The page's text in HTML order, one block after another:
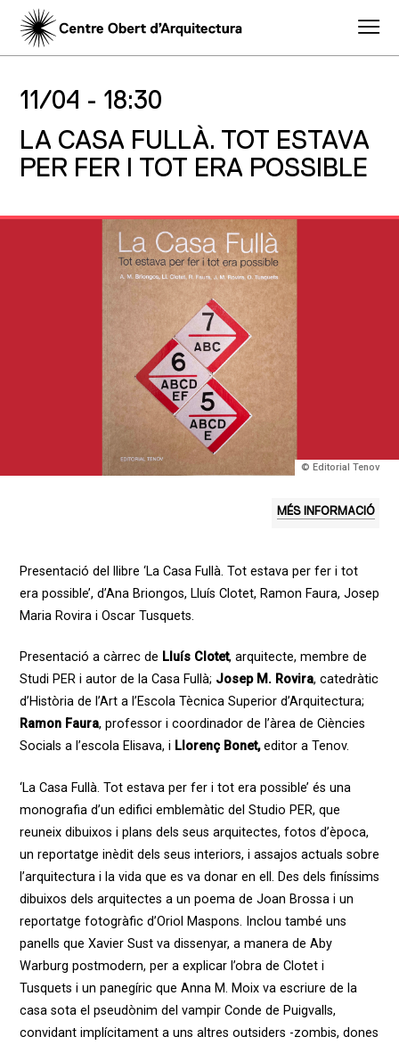
11/04 - 18:30
LA CASA FULLÀ. TOT ESTAVA
PER FER I TOT ERA POSSIBLE
© Editorial Tenov
MÉS INFORMACIÓ
Presentació del llibre ‘La Casa Fullà. Tot estava per fer i tot
era possible’, d’Ana Briongos, Lluís Clotet, Ramon Faura, Josep
Maria Rovira i Oscar Tusquets.
Presentació a càrrec de Lluís Clotet, arquitecte, membre de
Studi PER i autor de la Casa Fullà; Josep M. Rovira, catedràtic
d’Història de l’Art a l’Escola Tècnica Superior d’Arquitectura;
Ramon Faura, professor i coordinador de l’àrea de Ciències
Socials a l’escola Elisava, i Llorenç Bonet,editor a Tenov.
‘La Casa Fullà. Tot estava per fer i tot era possible’ és una
monografia d’un edifici emblemàtic del Studio PER, que
reuneix dibuixos i plans dels seus arquitectes, fotos d’època,
un reportatge inèdit dels seus interiors, i assajos actuals sobre
l’arquitectura i la vida que es va donar en ell. Des dels finíssims
dibuixos dels arquitectes a un poema de Joan Brossa i un
reportatge fotogràfic d’Oriol Maspons. Inclou també uns
panells que Xavier Sust va dissenyar, a manera de Aby
Warburg postmodern, per a explicar l’obra de Clotet i
Tusquets i un panegíric que Anna M. Moix va escriure de la
casa sota el pseudònim del vampir Conde de Puigvalls,
convidant implícitament a uns altres outsiders -zombis, dones